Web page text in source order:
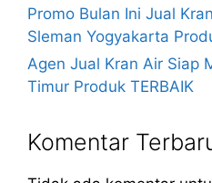
Promo Bulan Ini Jual
Sleman Yogyakarta
Agen Jual Kran Air Siap
Timur Produk TERBAIK
Komentar